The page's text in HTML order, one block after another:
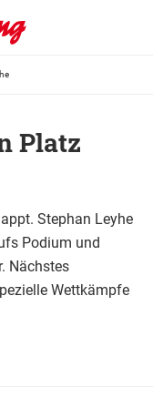
Platz
Stephan Leyhe
Podium und
Nächstes
Wettkämpfe